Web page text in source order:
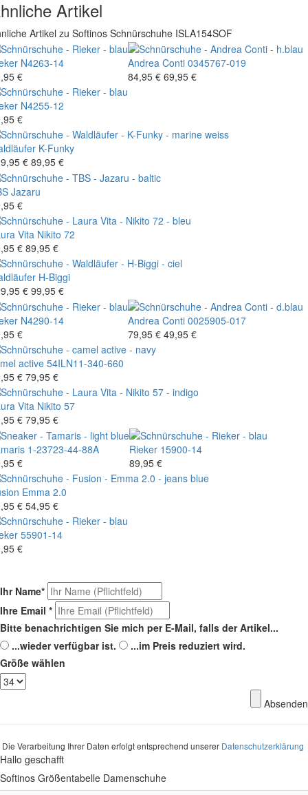
Artikel
Artikel zu Softinos Schnürschuhe ISLA154SOF
N4263-14
€
Andrea Conti 0345767-019
84,95 € 69,95 €
N4255-12
€
K-Funky
€ 89,95 €
Jazaru
€
Vita Nikito 72
€ 89,95 €
H-Biggi
€ 99,95 €
N4290-14
€
Andrea Conti 0025905-017
79,95 € 49,95 €
active 54ILN11-340-660
€ 79,95 €
Vita Nikito 57
€ 79,95 €
1-23723-44-88A
€
Rieker 15900-14
89,95 €
Emma 2.0
€ 54,95 €
55901-14
€
Ihr Name*
Ihre Email *
Bitte benachrichtigen Sie mich per E-Mail, falls der Artikel...
...wieder verfügbar ist.
...im Preis reduziert wird.
Größe wählen
Absenden
Die Verarbeitung Ihrer Daten erfolgt entsprechend unserer Datenschutzerklärung
Hallo geschafft
Softinos Größentabelle Damenschuhe